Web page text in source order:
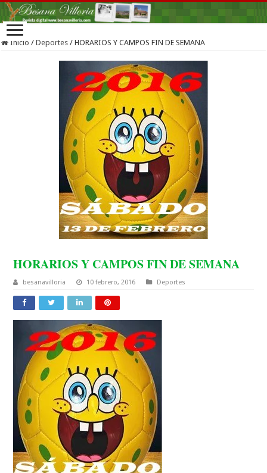
Inicio / Deportes / HORARIOS Y CAMPOS FIN DE SEMANA
HORARIOS Y CAMPOS FIN DE SEMANA
besanavilloria 10 febrero, 2016 Deportes